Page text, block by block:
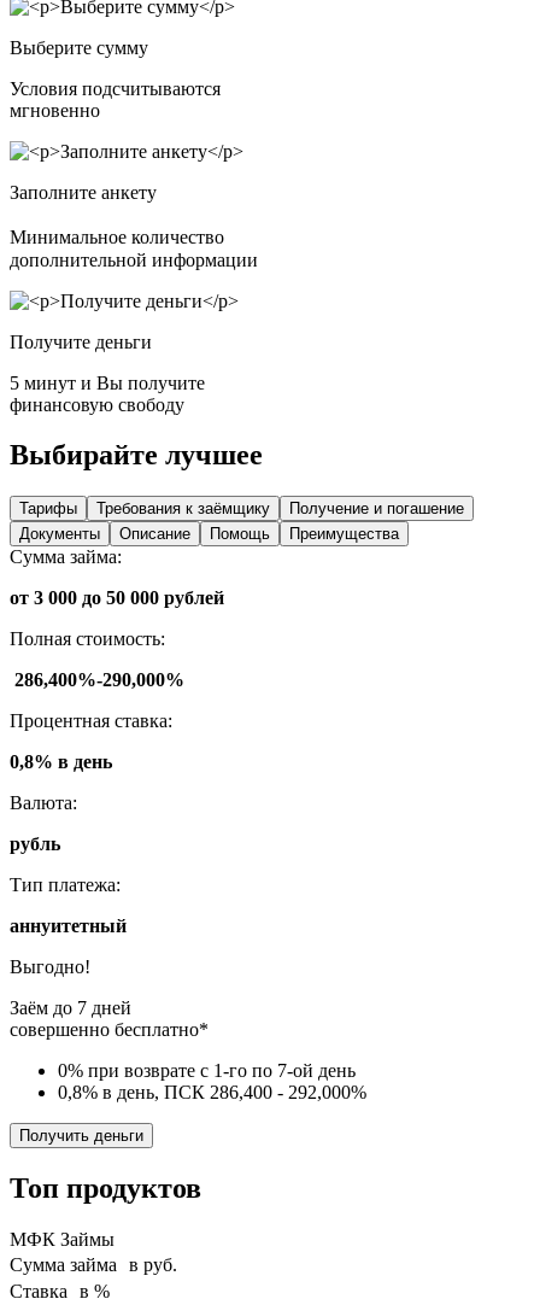
Выберите сумму
Условия подсчитываются
мгновенно
Заполните анкету
Минимальное количество
дополнительной информации
Получите деньги
5 минут и Вы получите
финансовую свободу
Выбирайте лучшее
Тарифы Требования к заёмщику
Получение и погашение
Документы
Описание Помощь Преимущества
Сумма займа:
от 3 000 до 50 000 рублей
Полная стоимость:
286,400%-290,000%
Процентная ставка:
0,8% в день
Валюта:
рубль
Тип платежа:
аннуитетный
Выгодно!
Заём до 7 дней
совершенно бесплатно*
0% при возврате с 1-го по 7-ой день
0,8% в день, ПСК 286,400 - 292,000%
Получить деньги
Топ продуктов
МФК Займы
Сумма займа в руб.
Ставка в %